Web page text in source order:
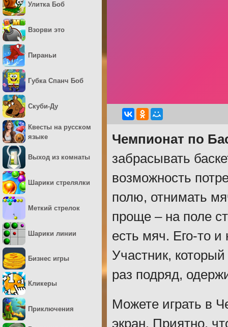
Чемпионат по
забрасывать
возможность
полю, отнимать
проще – на поле
есть мяч. Его-то и
Участник,
раз подряд,
Можете играть в
экран. Приятно,
Улитка Боб
Взорви это
Пираньи
Губка Спанч Боб
Скуби-Ду
Квесты на русском
языке
Выход из комнаты
Шарики стрелялки
Меткий стрелок
Шарики линии
Бизнес игры
Кликеры
Приключения